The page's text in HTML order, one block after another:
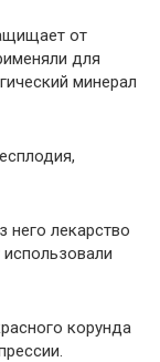
от
для
минерал
него лекарство
корунда